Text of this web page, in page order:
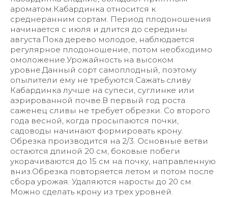
ароматом.Кабардинка относится к
среднеранним сортам. Период плодоношения
начинается с июля и длится до середины
августа.Пока дерево молодое, наблюдается
регулярное плодоношение, потом необходимо
омоложение.Урожайность на высоком
уровне.Данный сорт самоплодный, поэтому
опылители ему не требуются.Сажать сливу
Кабардинка лучше на супеси, суглинке или
аэрированной почве.В первый год роста
саженец сливы не требует обрезки. Со второго
года весной, когда просыпаются почки,
садоводы начинают формировать крону.
Обрезка производится на 2/3. Основные ветви
остаются длиной 20 см, боковые побеги
укорачиваются до 15 см на почку, направленную
вниз.Обрезка повторяется летом и потом после
сбора урожая. Удаляются наросты до 20 см.
Можно сделать крону из трех уровней.